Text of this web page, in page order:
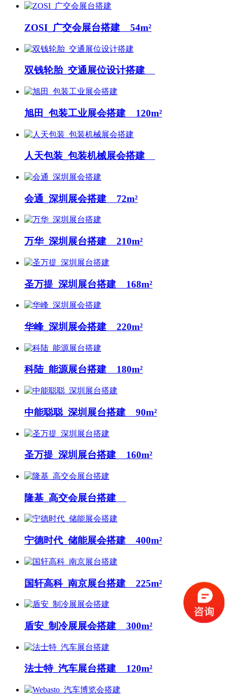
ZOSI_广交会展台搭建 54m²
双钱轮胎_交通展位设计搭建
旭田_包装工业展会搭建 120m²
人天包装_包装机械展会搭建
会通_深圳展会搭建 72m²
万华_深圳展台搭建 210m²
圣万提_深圳展台搭建 168m²
华峰_深圳展会搭建 220m²
科陆_能源展台搭建 180m²
中能聪聪_深圳展台搭建 90m²
圣万提_深圳展台搭建 160m²
隆基_高交会展台搭建
宁德时代_储能展会搭建 400m²
国轩高科_南京展台搭建 225m²
盾安_制冷展展会搭建 300m²
法士特_汽车展台搭建 120m²